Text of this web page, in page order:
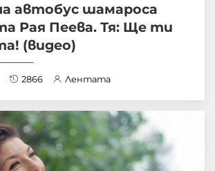
автобус шамароса
Рая Пеева. Тя: Ще ти
(видео)
2866 Лентата